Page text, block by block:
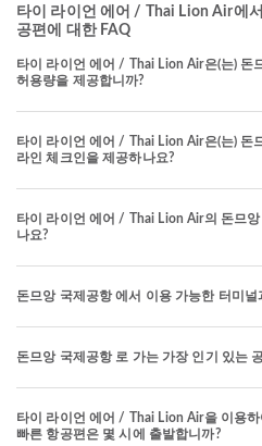
타이 라이언 에어 / Thai Lion Air에
공편에 대한 FAQ
타이 라이언 에어 / Thai Lion Air은(는) 돈
허용량을 제공합니까?
타이 라이언 에어 / Thai Lion Air은(는) 돈
라인 체크인을 제공하나요?
타이 라이언 에어 / Thai Lion Air의 돈므
나요?
돈므앙 국제공항 에서 이용 가능한 터미
돈므앙 국제공항 로 가는 가장 인기 있는
타이 라이언 에어 / Thai Lion Air을 이용
빠른 항공편은 몇 시에 출발합니까?